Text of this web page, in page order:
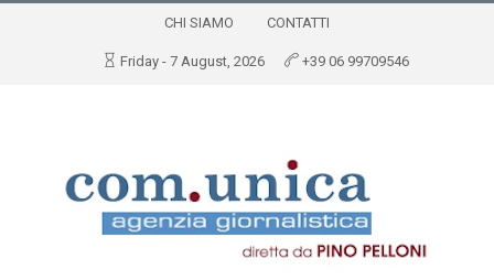
CHI SIAMO CONTATTI
Friday - 7 August, 2026 +39 06 99709546